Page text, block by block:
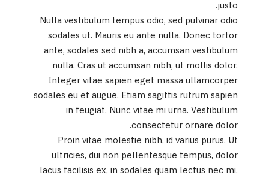
justo.
Nulla vestibulum tempus odio, sed pulvinar odio
sodales ut. Mauris eu ante nulla. Donec tortor
ante, sodales sed nibh a, accumsan vestibulum
nulla. Cras ut accumsan nibh, ut mollis dolor.
Integer vitae sapien eget massa ullamcorper
sodales eu et augue. Etiam sagittis rutrum sapien
in feugiat. Nunc vitae mi urna. Vestibulum
consectetur ornare dolor.
Proin vitae molestie nibh, id varius purus. Ut
ultricies, dui non pellentesque tempus, dolor
lacus facilisis ex, in sodales quam lectus nec mi.